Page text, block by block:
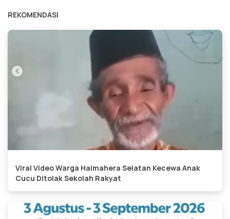
REKOMENDASI
Viral Video Warga Halmahera Selatan Kecewa Anak
Cucu Ditolak Sekolah Rakyat